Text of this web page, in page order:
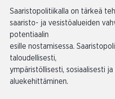
Saaristopolitiikalla on tärkeä
saaristo- ja vesistöalueiden
potentiaalin
esille nostamisessa.
taloudellisesti,
ympäristöllisesti, sosiaalisesti
aluekehittäminen.